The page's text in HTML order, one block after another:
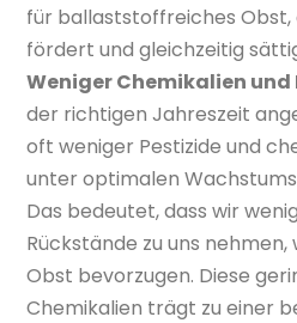
für ballaststoffreiches Obst,
fördert und gleichzeitig
Weniger Chemikalien und
der richtigen Jahreszeit
oft weniger Pestizide und
unter optimalen
Das bedeutet, dass wir
Rückstände zu uns nehmen,
Obst bevorzugen. Diese
Chemikalien trägt zu einer